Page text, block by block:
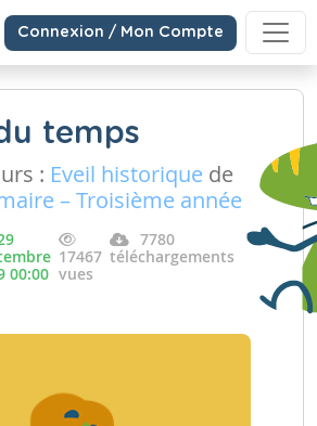
Connexion / Mon Compte
temps
: Eveil historique de
– Troisième année
00:00
17467
vues
7780
téléchargements